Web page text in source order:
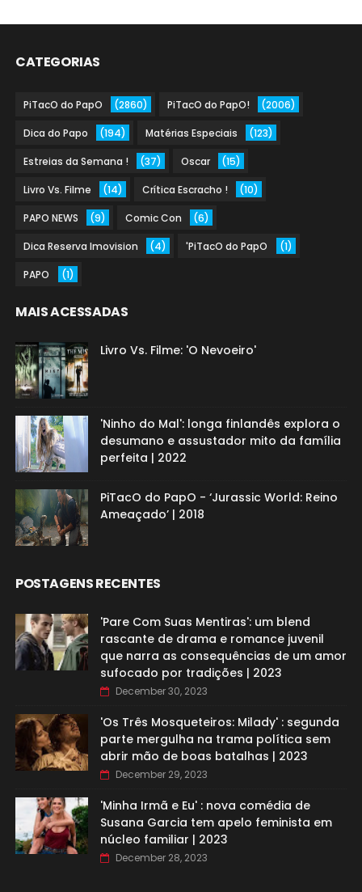
CATEGORIAS
PiTacO do PapO (2860) PiTacO do PapO! (2006)
Dica do Papo (194) Matérias Especiais (123)
Estreias da Semana ! (37) Oscar (15)
Livro Vs. Filme (14) Crítica Escracho ! (10)
PAPO NEWS (9) Comic Con (6)
Dica Reserva Imovision (4) 'PiTacO do PapO (1)
PAPO (1)
MAIS ACESSADAS
Livro Vs. Filme: 'O Nevoeiro'
'Ninho do Mal': longa finlandês explora o
desumano e assustador mito da família
perfeita | 2022
PiTacO do PapO - ‘Jurassic World: Reino
Ameaçado’ | 2018
POSTAGENS RECENTES
'Pare Com Suas Mentiras': um blend
rascante de drama e romance juvenil
que narra as consequências de um amor
sufocado por tradições | 2023
December 30, 2023
'Os Três Mosqueteiros: Milady' : segunda
parte mergulha na trama política sem
abrir mão de boas batalhas | 2023
December 29, 2023
'Minha Irmã e Eu' : nova comédia de
Susana Garcia tem apelo feminista em
núcleo familiar | 2023
December 28, 2023